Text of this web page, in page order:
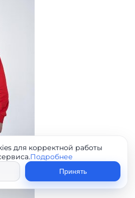
для корректной работы
Подробнее
Принять